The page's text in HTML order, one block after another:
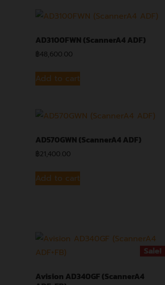
AD3100FWN (ScannerA4 ADF)
฿48,600.00
Add to cart
AD570GWN (ScannerA4 ADF)
฿21,400.00
Add to cart
Sale!
Avision AD340GF (ScannerA4